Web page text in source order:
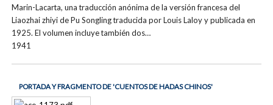
Marin-Lacarta, una traducción anónima de la versión francesa del
Liaozhai zhiyi de Pu Songling traducida por Louis Laloy y publicada en
1925. El volumen incluye también dos…
1941
PORTADA Y FRAGMENTO DE 'CUENTOS DE HADAS CHINOS'